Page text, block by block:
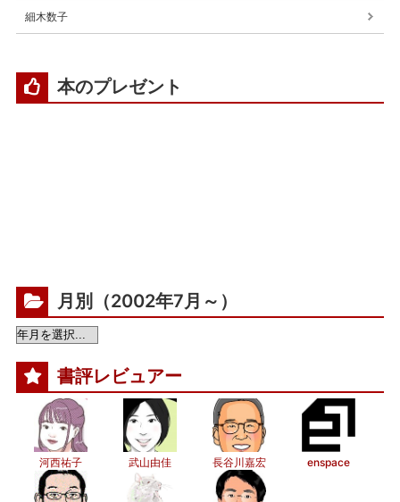
細木数子
本のプレゼント
月別（2002年7月～）
書評レビュアー
河西祐子 武山由佳 長谷川嘉宏 enspace